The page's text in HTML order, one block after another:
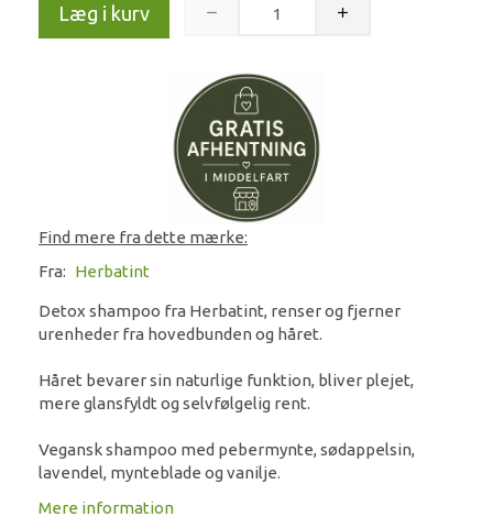
Læg i kurv
Find mere fra dette mærke:
Fra: Herbatint
Detox shampoo fra Herbatint, renser og fjerner
urenheder fra hovedbunden og håret.
Håret bevarer sin naturlige funktion, bliver plejet,
mere glansfyldt og selvfølgelig rent.
Vegansk shampoo med pebermynte, sødappelsin,
lavendel, mynteblade og vanilje.
Mere information